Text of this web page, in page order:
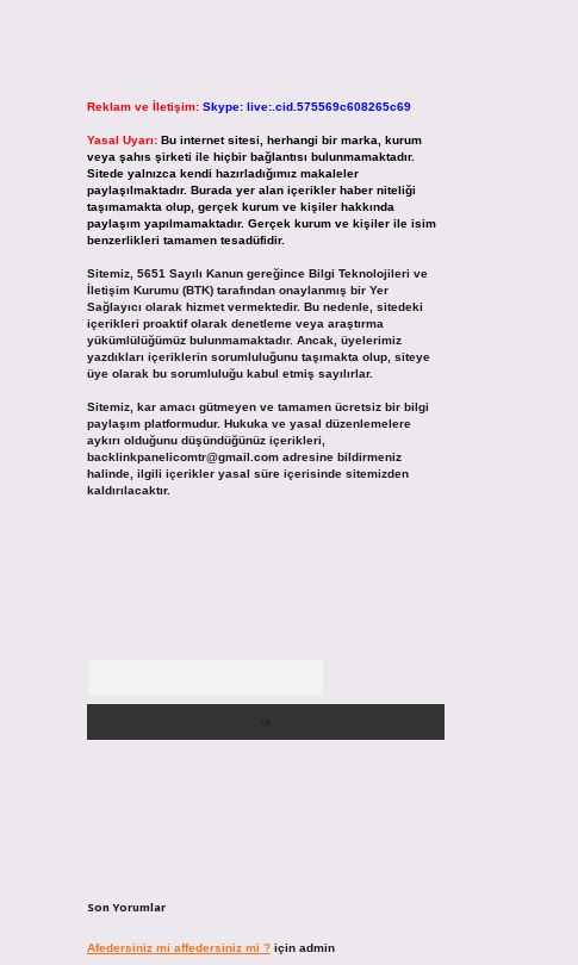
Reklam ve İletişim: Skype: live:.cid.575569c608265c69
Yasal Uyarı: Bu internet sitesi, herhangi bir marka, kurum
veya şahıs şirketi ile hiçbir bağlantısı bulunmamaktadır.
Sitede yalnızca kendi hazırladığımız makaleler
paylaşılmaktadır. Burada yer alan içerikler haber niteliği
taşımamakta olup, gerçek kurum ve kişiler hakkında
paylaşım yapılmamaktadır. Gerçek kurum ve kişiler ile isim
benzerlikleri tamamen tesadüfidir.
Sitemiz, 5651 Sayılı Kanun gereğince Bilgi Teknolojileri ve
İletişim Kurumu (BTK) tarafından onaylanmış bir Yer
Sağlayıcı olarak hizmet vermektedir. Bu nedenle, sitedeki
içerikleri proaktif olarak denetleme veya araştırma
yükümlülüğümüz bulunmamaktadır. Ancak, üyelerimiz
yazdıkları içeriklerin sorumluluğunu taşımakta olup, siteye
üye olarak bu sorumluluğu kabul etmiş sayılırlar.
Sitemiz, kar amacı gütmeyen ve tamamen ücretsiz bir bilgi
paylaşım platformudur. Hukuka ve yasal düzenlemelere
aykırı olduğunu düşündüğünüz içerikleri,
backlinkpanelicomtr@gmail.comadresine bildirmeniz
halinde, ilgili içerikler yasal süre içerisinde sitemizden
kaldırılacaktır.
Son Yorumlar
Afedersiniz mi affedersiniz mi ?için admin